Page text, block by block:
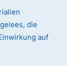
die
auf